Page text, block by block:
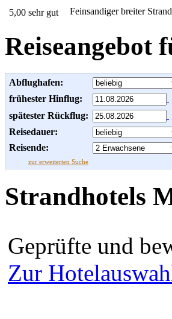
Feinsandiger breiter
5,00 sehr gut
Reiseangebot
Abflughafen:
frühester Hinflug:
spätester Rückflug:
Reisedauer:
Reisende:
zur erweiterten Suche
Strandhotels
Geprüfte und
Zur